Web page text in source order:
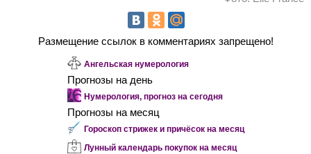
Размещение ссылок в комментариях запрещено!
Ангельская нумерология
Прогнозы на день
Нумерология, прогноз на сегодня
Прогнозы на месяц
Гороскоп стрижек и причёсок на месяц
Лунный календарь покупок на месяц